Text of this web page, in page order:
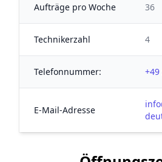
Aufträge pro Woche 36
Technikerzahl 4
Telefonnummer: +49
E-Mail-Adresse